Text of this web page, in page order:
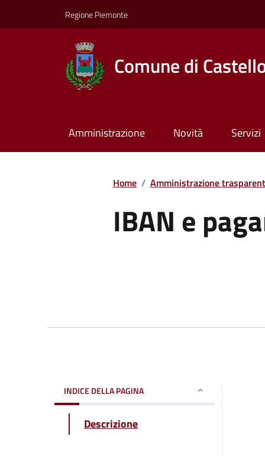
Regione Piemonte
Comune di
Amministrazione Novità Servizi
Home / Amministrazione
IBAN e
INDICE DELLA PAGINA
Descrizione